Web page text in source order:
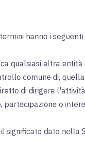
hanno i seguenti
qualsiasi altra
comune di,
di dirigere
partecipazione o
significato dato nella